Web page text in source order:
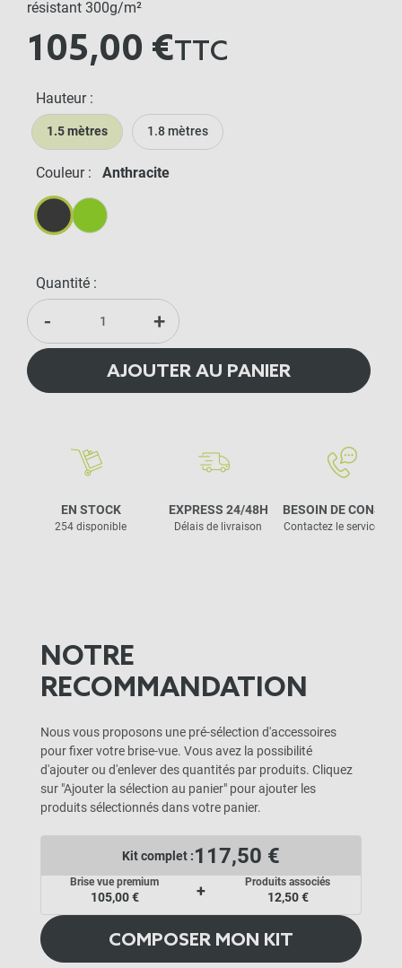
résistant 300g/m²
105,00 €TTC
Hauteur :
1.5 mètres 1.8 mètres
Couleur : Anthracite
Quantité :
- +
AJOUTER AU PANIER
EN STOCK
254 disponible
EXPRESS 24/48H
Délais de livraison
BESOIN DE CONSEIL
Contactez le service
NOTRE
RECOMMANDATION
Nous vous proposons une pré-sélection d'accessoires
pour fixer votre brise-vue. Vous avez la possibilité
d'ajouter ou d'enlever des quantités par produits. Cliquez
sur "Ajouter la sélection au panier" pour ajouter les
produits sélectionnés dans votre panier.
Kit complet :117,50 €
Brise vue premium
105,00 € +
Produits associés
12,50 €
COMPOSER MON KIT